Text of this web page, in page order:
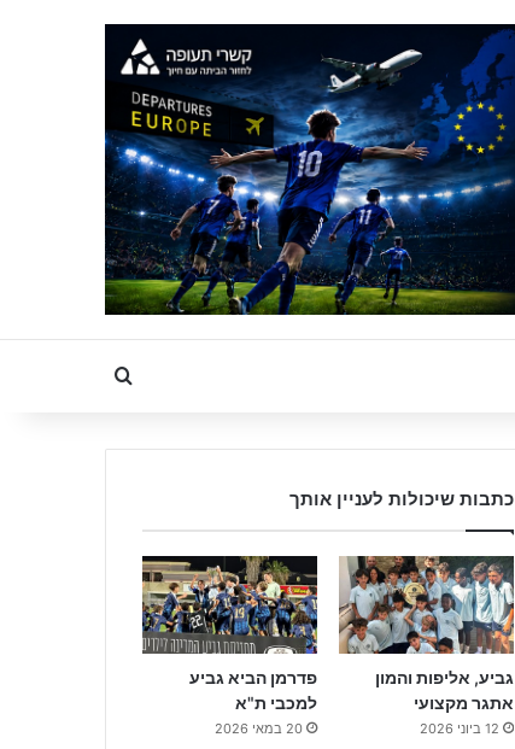
Search for
כתבות שיכולות לעניין אותך
גביע, אליפות והמון
אתגר מקצועי
12 ביוני 2026
פדרמן הביא גביע
למכבי ת"א
20 במאי 2026